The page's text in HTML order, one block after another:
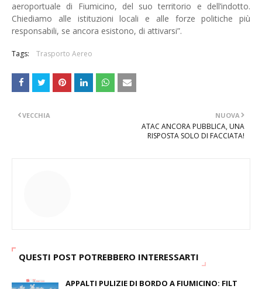
aeroportuale di Fiumicino, del suo territorio e dell’indotto.
Chiediamo alle istituzioni locali e alle forze politiche più
responsabili, se ancora esistono, di attivarsi”.
Tags: Trasporto Aereo
NUOVA
ATAC ANCORA PUBBLICA, UNA
RISPOSTA SOLO DI FACCIATA!
VECCHIA
QUESTI POST POTREBBERO INTERESSARTI
APPALTI PULIZIE DI BORDO A FIUMICINO: FILT